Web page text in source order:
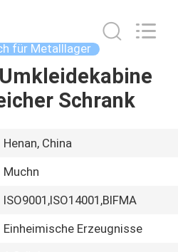
für Metalllager
Schrank
Henan, China
Muchn
ISO9001,ISO14001,BIFMA
Einheimische Erzeugnisse